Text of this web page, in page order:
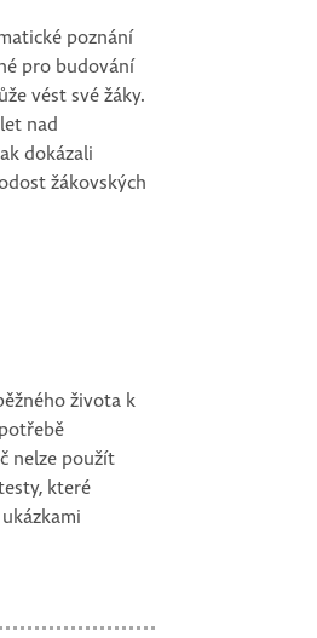
poznání
pro budování
vést své žáky.
nad
dokázali
žákovských
života k
nelze použít
které